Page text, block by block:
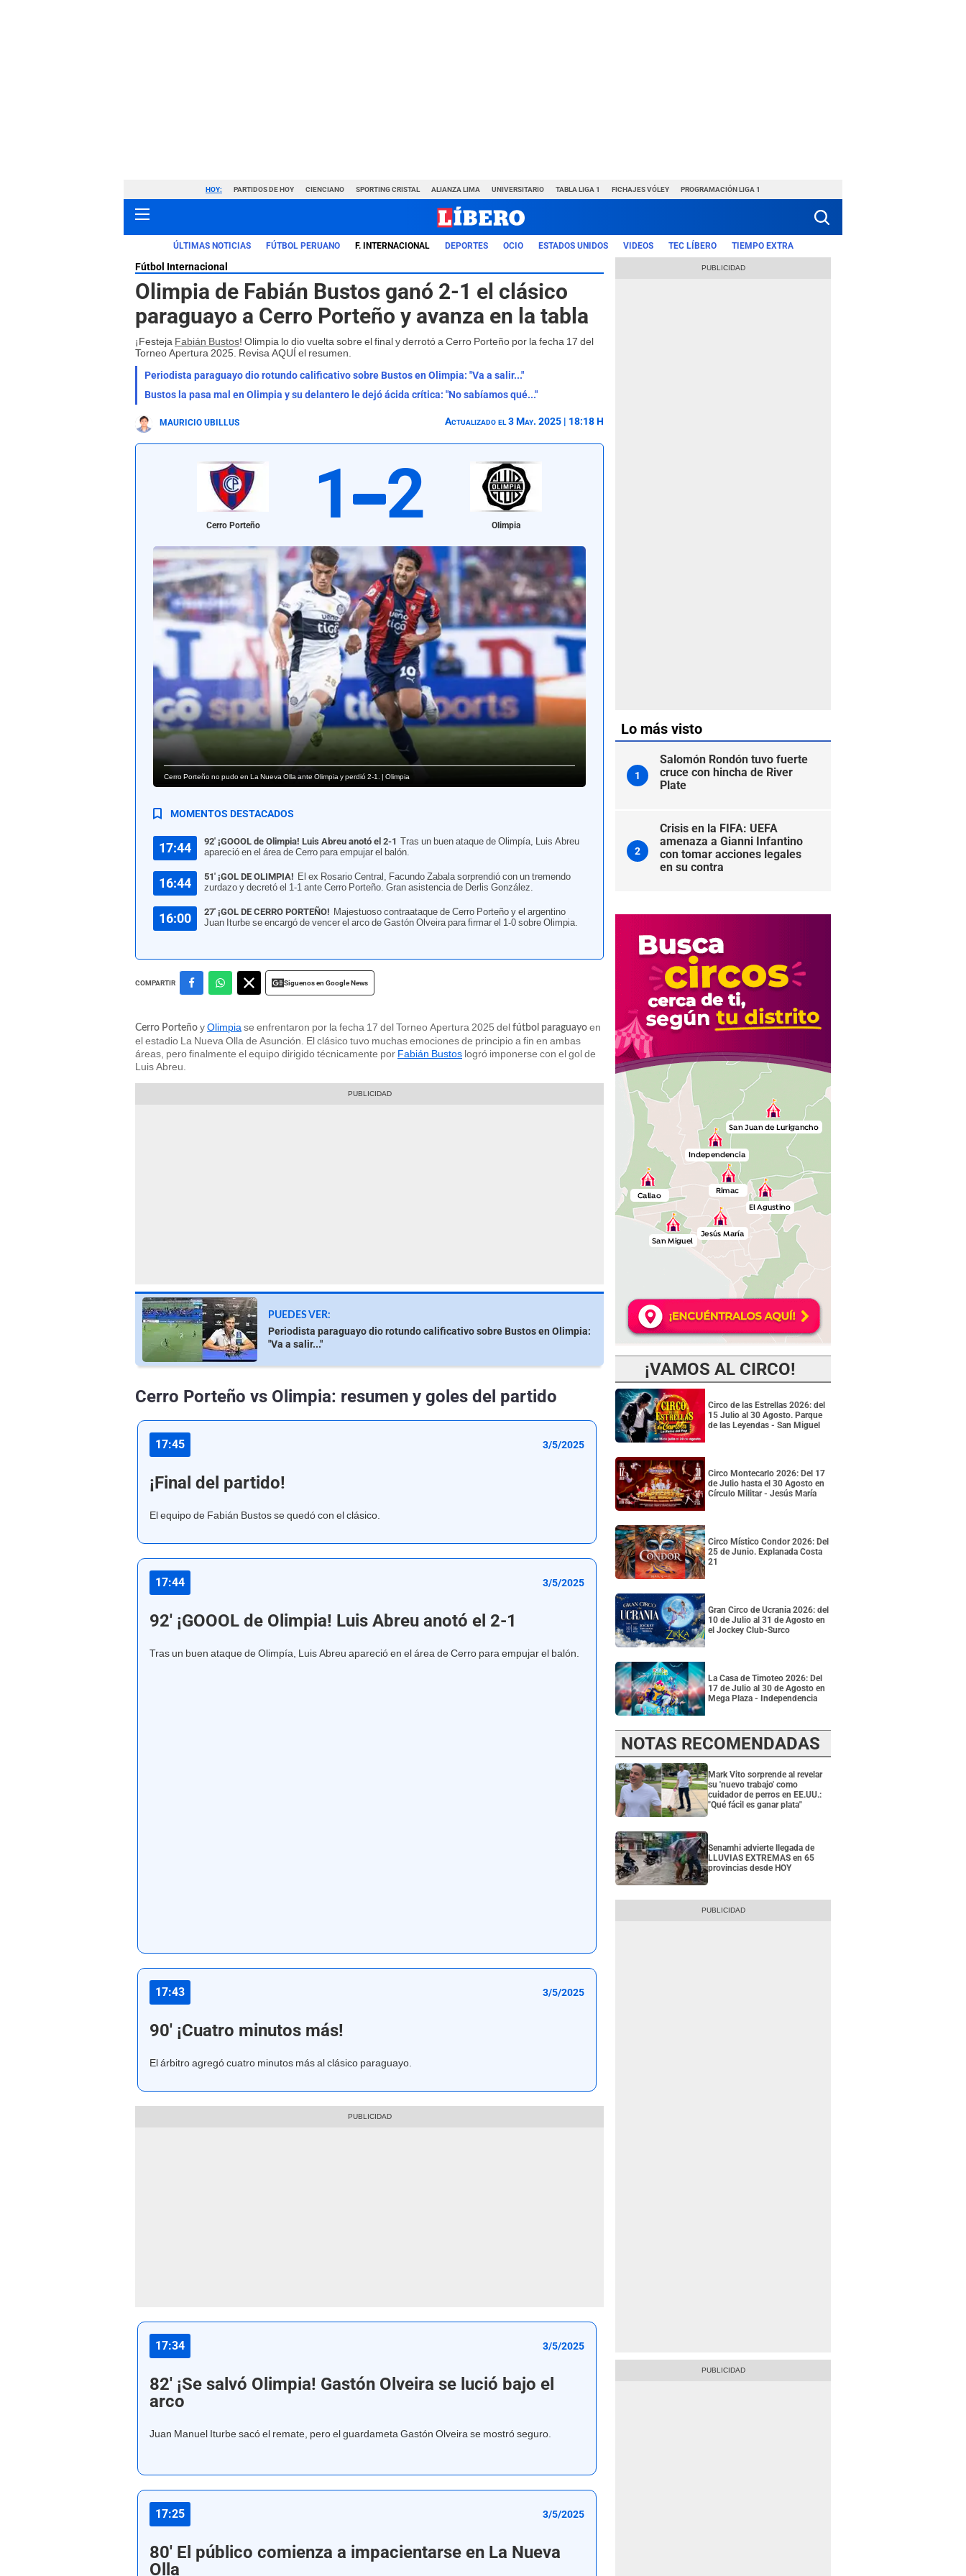
HOY: PARTIDOS DE HOY CIENCIANO SPORTING CRISTAL ALIANZA LIMA UNIVERSITARIO TABLA LIGA 1 FICHAJES VÓLEY PROGRAMACIÓN LIGA 1
ÚLTIMAS NOTICIAS FÚTBOL PERUANO F. INTERNACIONAL DEPORTES OCIO ESTADOS UNIDOS VIDEOS TEC LÍBERO TIEMPO EXTRA
Fútbol Internacional
Olimpia de Fabián Bustos ganó 2-1 el clásico
paraguayo a Cerro Porteño y avanza en la tabla
¡Festeja Fabián Bustos! Olimpia lo dio vuelta sobre el final y derrotó a Cerro Porteño por la fecha 17 del
Torneo Apertura 2025. Revisa AQUÍ el resumen.
Periodista paraguayo dio rotundo calificativo sobre Bustos en Olimpia: "Va a salir..."
Bustos la pasa mal en Olimpia y su delantero le dejó ácida crítica: "No sabíamos qué..."
MAURICIO UBILLUS Actualizado el 3 May. 2025 | 18:18 H
Cerro Porteño 1 2 Olimpia
Cerro Porteño no pudo en La Nueva Olla ante Olimpia y perdió 2-1. | Olimpia
MOMENTOS DESTACADOS
17:44 92' ¡GOOOL de Olimpia! Luis Abreu anotó el 2-1 Tras un buen ataque de Olimpía, Luis Abreu
apareció en el área de Cerro para empujar el balón.
16:44 51' ¡GOL DE OLIMPIA! El ex Rosario Central, Facundo Zabala sorprendió con un tremendo
zurdazo y decretó el 1-1 ante Cerro Porteño. Gran asistencia de Derlis González.
16:00 27' ¡GOL DE CERRO PORTEÑO! Majestuoso contraataque de Cerro Porteño y el argentino
Juan Iturbe se encargó de vencer el arco de Gastón Olveira para firmar el 1-0 sobre Olimpia.
COMPARTIR Siguenos en Google News
Cerro Porteño yOlimpiase enfrentaron por la fecha 17 del Torneo Apertura 2025 del fútbol paraguayo en
el estadio La Nueva Olla de Asunción. El clásico tuvo muchas emociones de principio a fin en ambas
áreas, pero finalmente el equipo dirigido técnicamente por Fabián Bustos logró imponerse con el gol de
Luis Abreu.
PUEDES VER:
Periodista paraguayo dio rotundo calificativo sobre Bustos en Olimpia:
"Va a salir..."
Cerro Porteño vs Olimpia: resumen y goles del partido
17:45 3/5/2025
¡Final del partido!
El equipo de Fabián Bustos se quedó con el clásico.
17:44 3/5/2025
92' ¡GOOOL de Olimpia! Luis Abreu anotó el 2-1
Tras un buen ataque de Olimpía, Luis Abreu apareció en el área de Cerro para empujar el balón.
17:43 3/5/2025
90' ¡Cuatro minutos más!
El árbitro agregó cuatro minutos más al clásico paraguayo.
17:34 3/5/2025
82' ¡Se salvó Olimpia! Gastón Olveira se lució bajo el
arco
Juan Manuel Iturbe sacó el remate, pero el guardameta Gastón Olveira se mostró seguro.
17:25 3/5/2025
80' El público comienza a impacientarse en La Nueva
Olla
Lo más visto
1
Salomón Rondón tuvo fuerte
cruce con hincha de River
Plate
2
Crisis en la FIFA: UEFA
amenaza a Gianni Infantino
con tomar acciones legales
en su contra
¡VAMOS AL CIRCO!
Circo de las Estrellas 2026: del
15 Julio al 30 Agosto. Parque
de las Leyendas - San Miguel
Circo Montecarlo 2026: Del 17
de Julio hasta el 30 Agosto en
Círculo Militar - Jesús María
Circo Místico Condor 2026: Del
25 de Junio. Explanada Costa
21
Gran Circo de Ucrania 2026: del
10 de Julio al 31 de Agosto en
el Jockey Club-Surco
La Casa de Timoteo 2026: Del
17 de Julio al 30 de Agosto en
Mega Plaza - Independencia
NOTAS RECOMENDADAS
Mark Vito sorprende al revelar
su 'nuevo trabajo' como
cuidador de perros en EE.UU.:
"Qué fácil es ganar plata"
Senamhi advierte llegada de
LLUVIAS EXTREMAS en 65
provincias desde HOY